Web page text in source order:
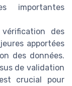
importantes
des
apportées
des données.
de validation
crucial pour